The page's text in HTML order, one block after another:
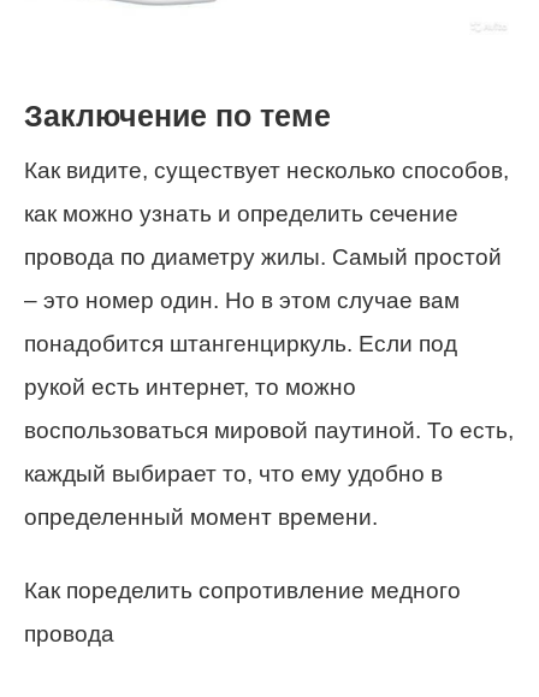
Заключение по теме
Как видите, существует несколько способов,
как можно узнать и определить сечение
провода по диаметру жилы. Самый простой
– это номер один. Но в этом случае вам
понадобится штангенциркуль. Если под
рукой есть интернет, то можно
воспользоваться мировой паутиной. То есть,
каждый выбирает то, что ему удобно в
определенный момент времени.
Как поределить сопротивление медного
провода